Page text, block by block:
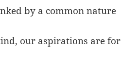
by a common nature
our aspirations are for